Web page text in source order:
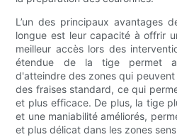
L’un des principaux avantages
longue est leur capacité à offrir
meilleur accès lors des
étendue de la tige permet
d'atteindre des zones qui
des fraises standard, ce qui
et plus efficace. De plus, la tige
et une maniabilité améliorés,
et plus délicat dans les zones